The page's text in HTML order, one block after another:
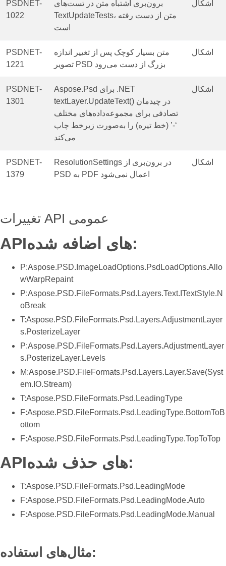
PSDNET-
1022
برون‌بری اشتباه متن در تست‌های
TextUpdateTests، متن از دست رفته
است
اشکال
PSDNET-
1221
متن بسیار کوچک پس از تغییر اندازه
تصویر PSD بزرگ از دست می‌رود
اشکال
PSDNET-
1301
Aspose.Psd برای .NET
textLayer.UpdateText() در چیدمان
تصادفی برای مجموعه‌داده‌های مختلف
‘-’ (خط تیره) را به‌صورت زیرخط چاپ
می‌کند
اشکال
PSDNET-
1379
ResolutionSettings در برون‌بری از
PSD به PDF اعمال نمی‌شود
اشکال
تغییرات API عمومی
API‌های اضافه شده:
P:Aspose.PSD.ImageLoadOptions.PsdLoadOptions.Allo
wWarpRepaint
P:Aspose.PSD.FileFormats.Psd.Layers.Text.ITextStyle.N
oBreak
T:Aspose.PSD.FileFormats.Psd.Layers.AdjustmentLayer
s.PosterizeLayer
P:Aspose.PSD.FileFormats.Psd.Layers.AdjustmentLayer
s.PosterizeLayer.Levels
M:Aspose.PSD.FileFormats.Psd.Layers.Layer.Save(Syst
em.IO.Stream)
T:Aspose.PSD.FileFormats.Psd.LeadingType
F:Aspose.PSD.FileFormats.Psd.LeadingType.BottomToB
ottom
F:Aspose.PSD.FileFormats.Psd.LeadingType.TopToTop
API‌های حذف شده:
T:Aspose.PSD.FileFormats.Psd.LeadingMode
F:Aspose.PSD.FileFormats.Psd.LeadingMode.Auto
F:Aspose.PSD.FileFormats.Psd.LeadingMode.Manual
مثال‌های استفاده: